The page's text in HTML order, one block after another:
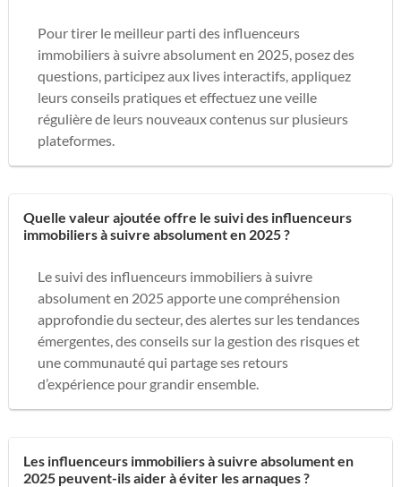
Pour tirer le meilleur parti des influenceurs
immobiliers à suivre absolument en 2025, posez des
questions, participez aux lives interactifs, appliquez
leurs conseils pratiques et effectuez une veille
régulière de leurs nouveaux contenus sur plusieurs
plateformes.
Quelle valeur ajoutée offre le suivi des influenceurs
immobiliers à suivre absolument en 2025 ?
Le suivi des influenceurs immobiliers à suivre
absolument en 2025 apporte une compréhension
approfondie du secteur, des alertes sur les tendances
émergentes, des conseils sur la gestion des risques et
une communauté qui partage ses retours
d’expérience pour grandir ensemble.
Les influenceurs immobiliers à suivre absolument en
2025 peuvent-ils aider à éviter les arnaques ?